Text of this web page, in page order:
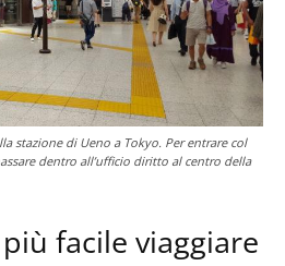
stazione di Ueno a Tokyo. Per entrare col
dentro all’ufficio diritto al centro della
facile viaggiare